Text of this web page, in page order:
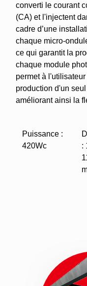
converti le courant
(CA) et l'injectent
cadre d’une
chaque micro-
ce qui garantit la
chaque module
permet à
production d'un
améliorant ainsi la
Puissance :
420Wc
: